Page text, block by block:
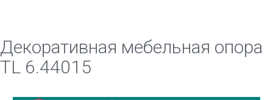
Декоративная мебельная опора
TL 6.44015